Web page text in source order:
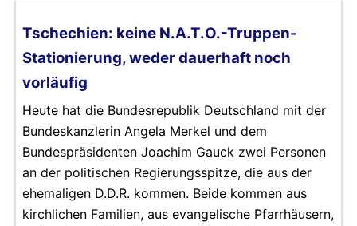
Tschechien: keine N.A.T.O.-Truppen-
Stationierung, weder dauerhaft noch
vorläufig
Heute hat die Bundesrepublik Deutschland mit der
Bundeskanzlerin Angela Merkel und dem
Bundespräsidenten Joachim Gauck zwei Personen
an der politischen Regierungsspitze, die aus der
ehemaligen D.D.R. kommen. Beide kommen aus
kirchlichen Familien, aus evangelische Pfarrhäusern,